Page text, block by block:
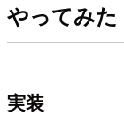
やってみた
実装